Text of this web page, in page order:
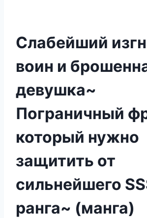
Слабейший
воин и
девушка~
Пограничный
который нужно
защитить от
сильнейшего
ранга~ (манга)